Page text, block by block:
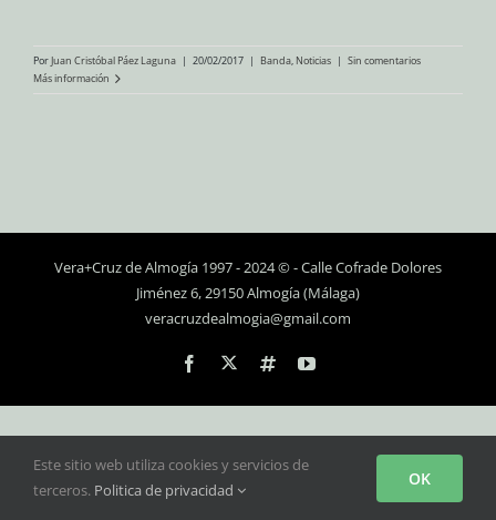
PorJuan Cristóbal Páez Laguna | 20/02/2017 | Banda, Noticias | Sin comentarios
Más información
Vera+Cruz de Almogía 1997 - 2024 © - Calle Cofrade Dolores
Jiménez 6, 29150 Almogía (Málaga)
veracruzdealmogia@gmail.com
FacebookPersonalizado
InstagramYouTube
Este sitio web utiliza cookies y servicios de
terceros. Politica de privacidad
OK